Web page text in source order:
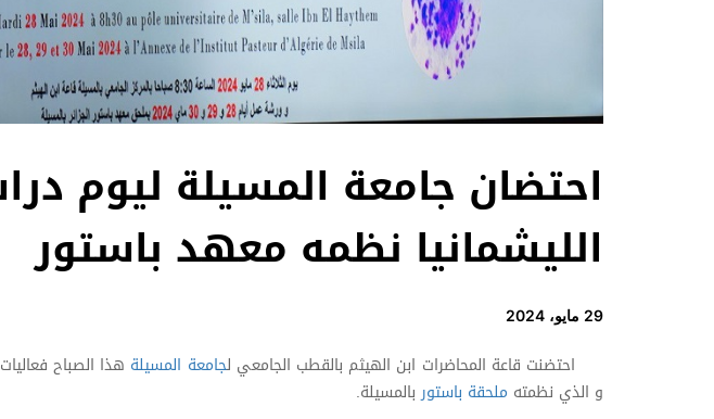
احتضان جامعة المسيلة ليوم
الليشمانيا نظمه معهد باستور
29 مايو، 2024
احتضنت قاعة المحاضرات ابن الهيثم بالقطب الجامعي لجامعة المسيلة هذا الصباح فعاليات
و الذي نظمته ملحقة باستوربالمسيلة.